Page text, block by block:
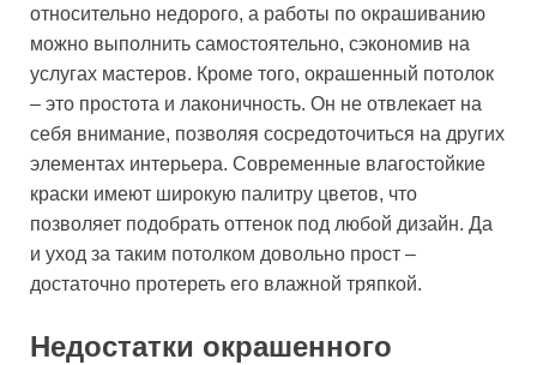
относительно недорого, а работы по окрашиванию
можно выполнить самостоятельно, сэкономив на
услугах мастеров. Кроме того, окрашенный потолок
– это простота и лаконичность. Он не отвлекает на
себя внимание, позволяя сосредоточиться на других
элементах интерьера. Современные влагостойкие
краски имеют широкую палитру цветов, что
позволяет подобрать оттенок под любой дизайн. Да
и уход за таким потолком довольно прост –
достаточно протереть его влажной тряпкой.
Недостатки окрашенного